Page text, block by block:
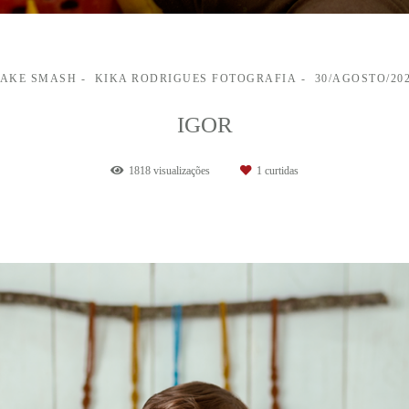
SMASH KIKA RODRIGUES FOTOGRAFIA 30/AGOSTO/
IGOR
1818 visualizações 1 curtidas